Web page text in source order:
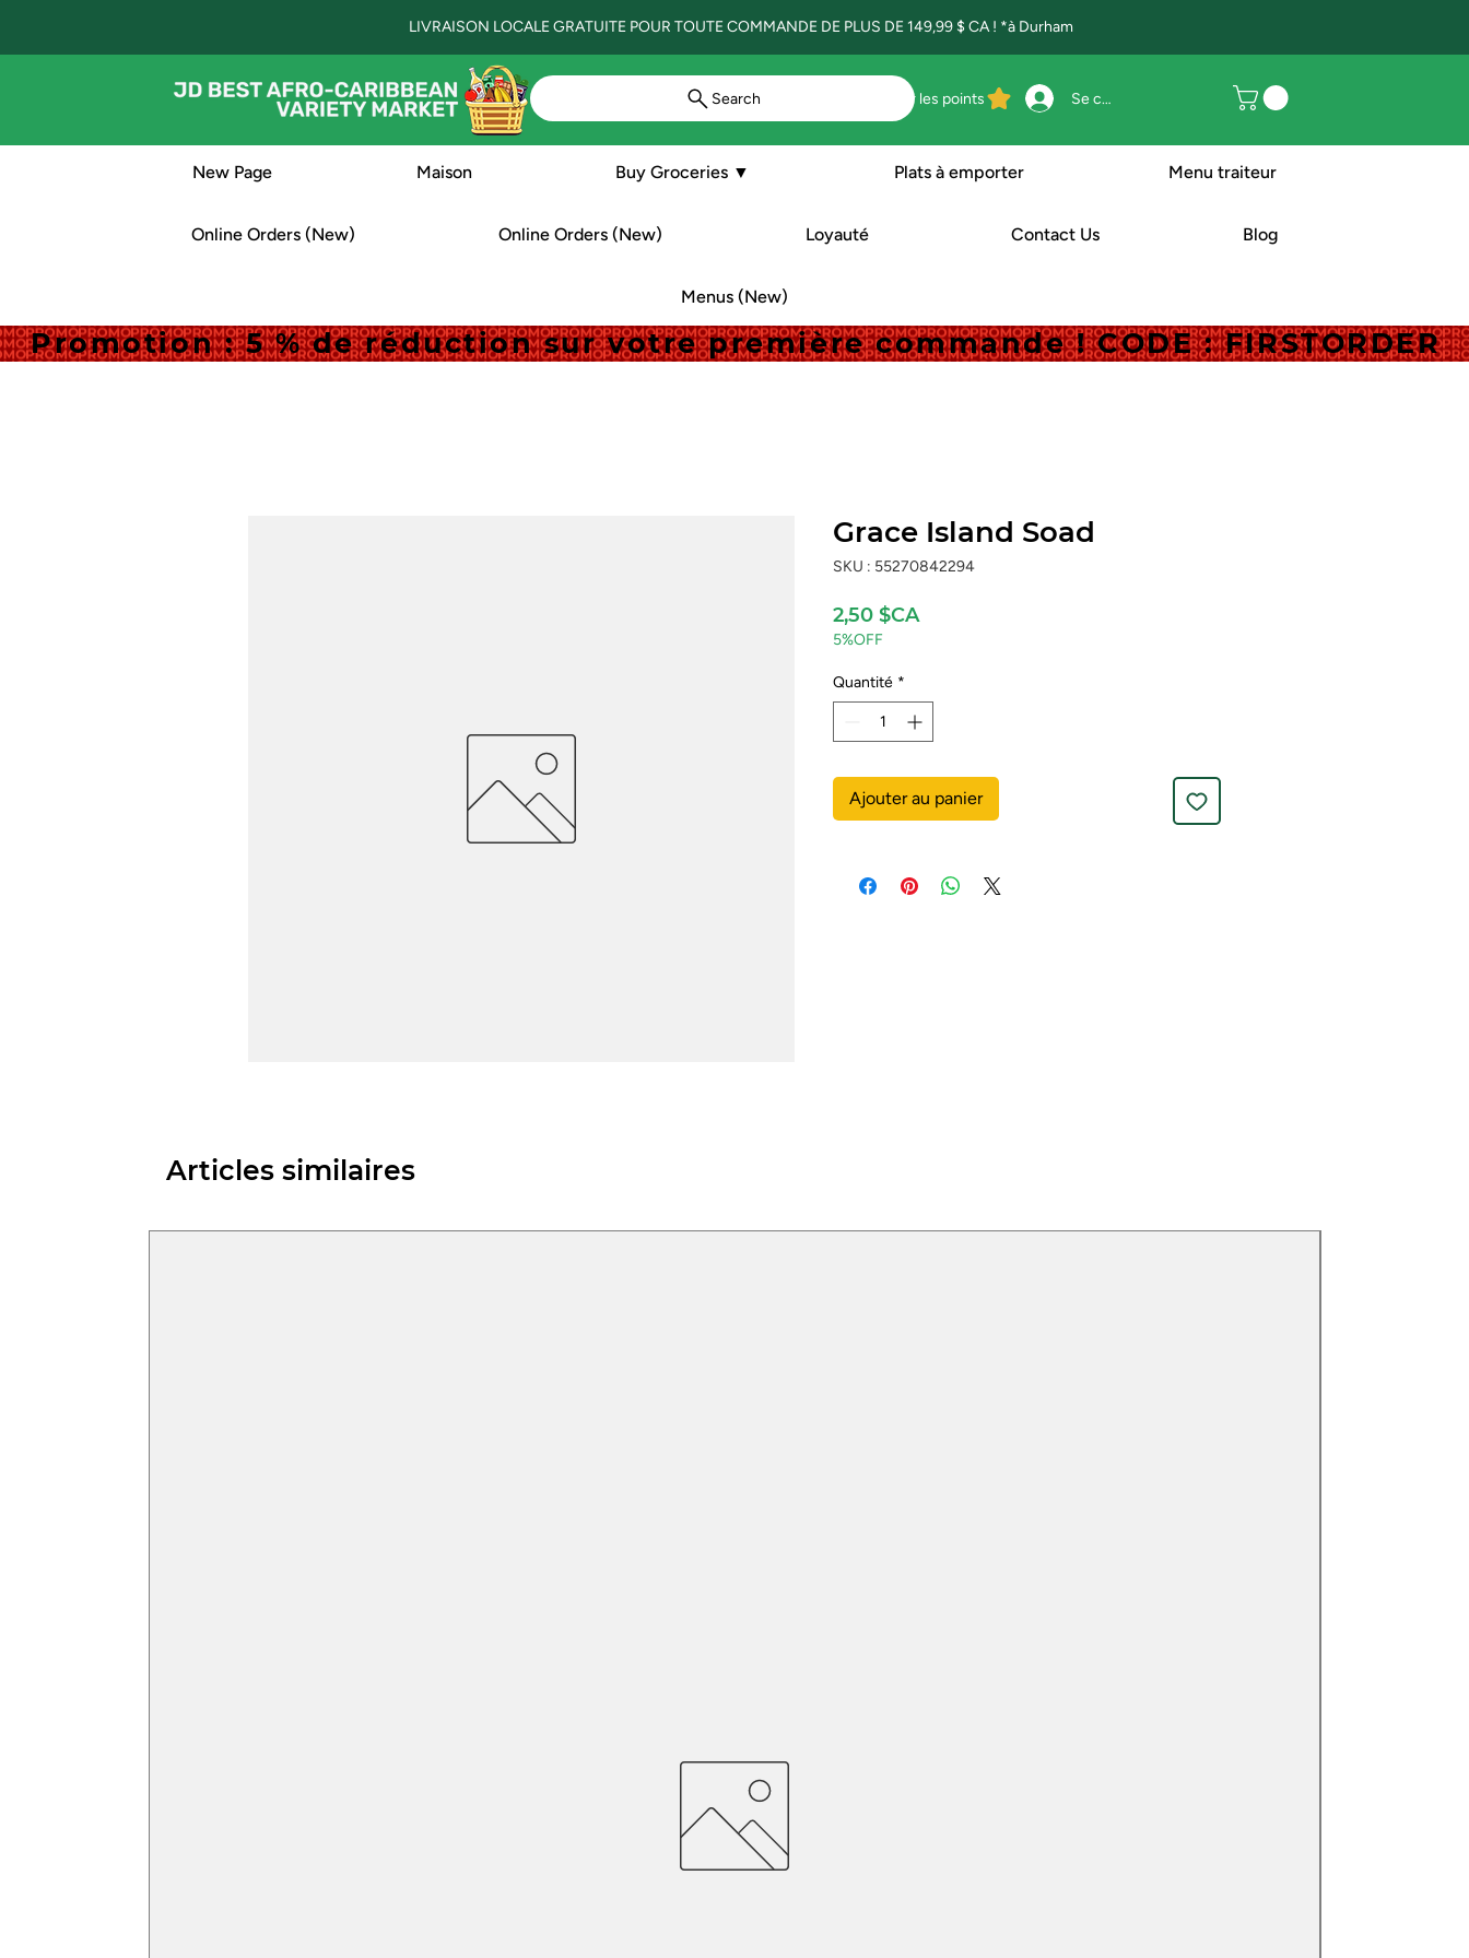
LIVRAISON LOCALE GRATUITE POUR TOUTE COMMANDE DE PLUS DE 149,99 $ CA ! *à Durham
Voir les points Se connecter
Search
New Page Maison Buy Groceries ▼ Plats à emporter Menu traiteur
Online Orders (New) Online Orders (New) Loyauté Contact Us Blog
Menus (New)
Promotion : 5 % de réduction sur votre première commande ! CODE : FIRSTORDER
Promotion : 5 % de réduction sur votre première commande ! CODE : FIRSTORDER
Grace Island Soad
SKU : 55270842294
2,50 $CAPrix
5%OFF
Quantité *
Ajouter au panier
Articles similaires